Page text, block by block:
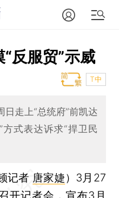
反服贸”示威
T中
日走上“总统府”前凯达
式表达诉求“捍卫民
记者 唐家婕） 3月27
开记者会，宣布3月